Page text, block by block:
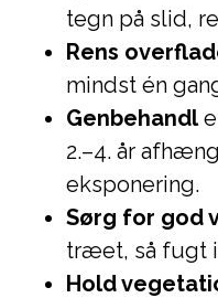
tegn på slid,
Rens
mindst én
Genbehandl
2.–4. år
eksponering.
Sørg for god
træet, så fugt
Hold